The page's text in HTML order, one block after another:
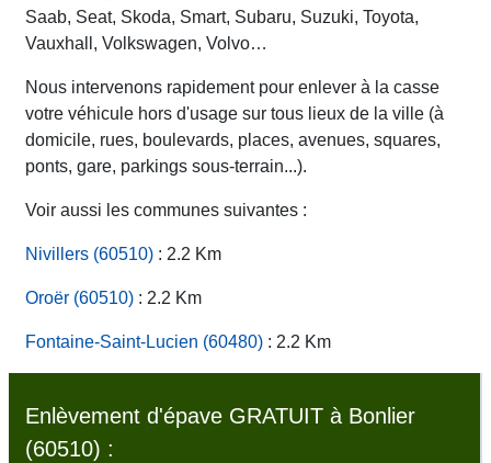
Saab, Seat, Skoda, Smart, Subaru, Suzuki, Toyota,
Vauxhall, Volkswagen, Volvo…
Nous intervenons rapidement pour enlever à la casse
votre véhicule hors d'usage sur tous lieux de la ville (à
domicile, rues, boulevards, places, avenues, squares,
ponts, gare, parkings sous-terrain...).
Voir aussi les communes suivantes :
Nivillers (60510) : 2.2 Km
Oroër (60510) : 2.2 Km
Fontaine-Saint-Lucien (60480) : 2.2 Km
Enlèvement d'épave GRATUIT à Bonlier
(60510) :